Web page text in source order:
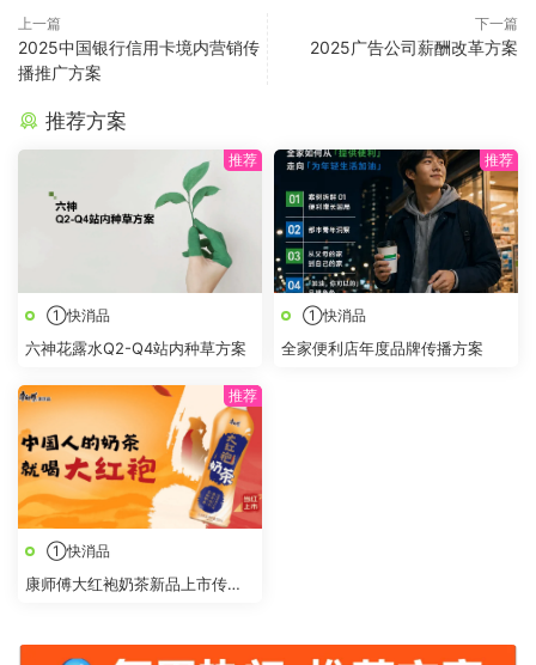
上一篇
2025中国银行信用卡境内营销传
播推广方案
下一篇
2025广告公司薪酬改革方案
推荐方案
①快消品
六神花露水Q2-Q4站内种草方案
①快消品
全家便利店年度品牌传播方案
①快消品
康师傅大红袍奶茶新品上市传播